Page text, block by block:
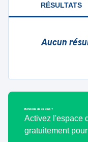
RÉSULTATS
Aucun
Bénévole de ce club ?
Activez l'espace
gratuitement